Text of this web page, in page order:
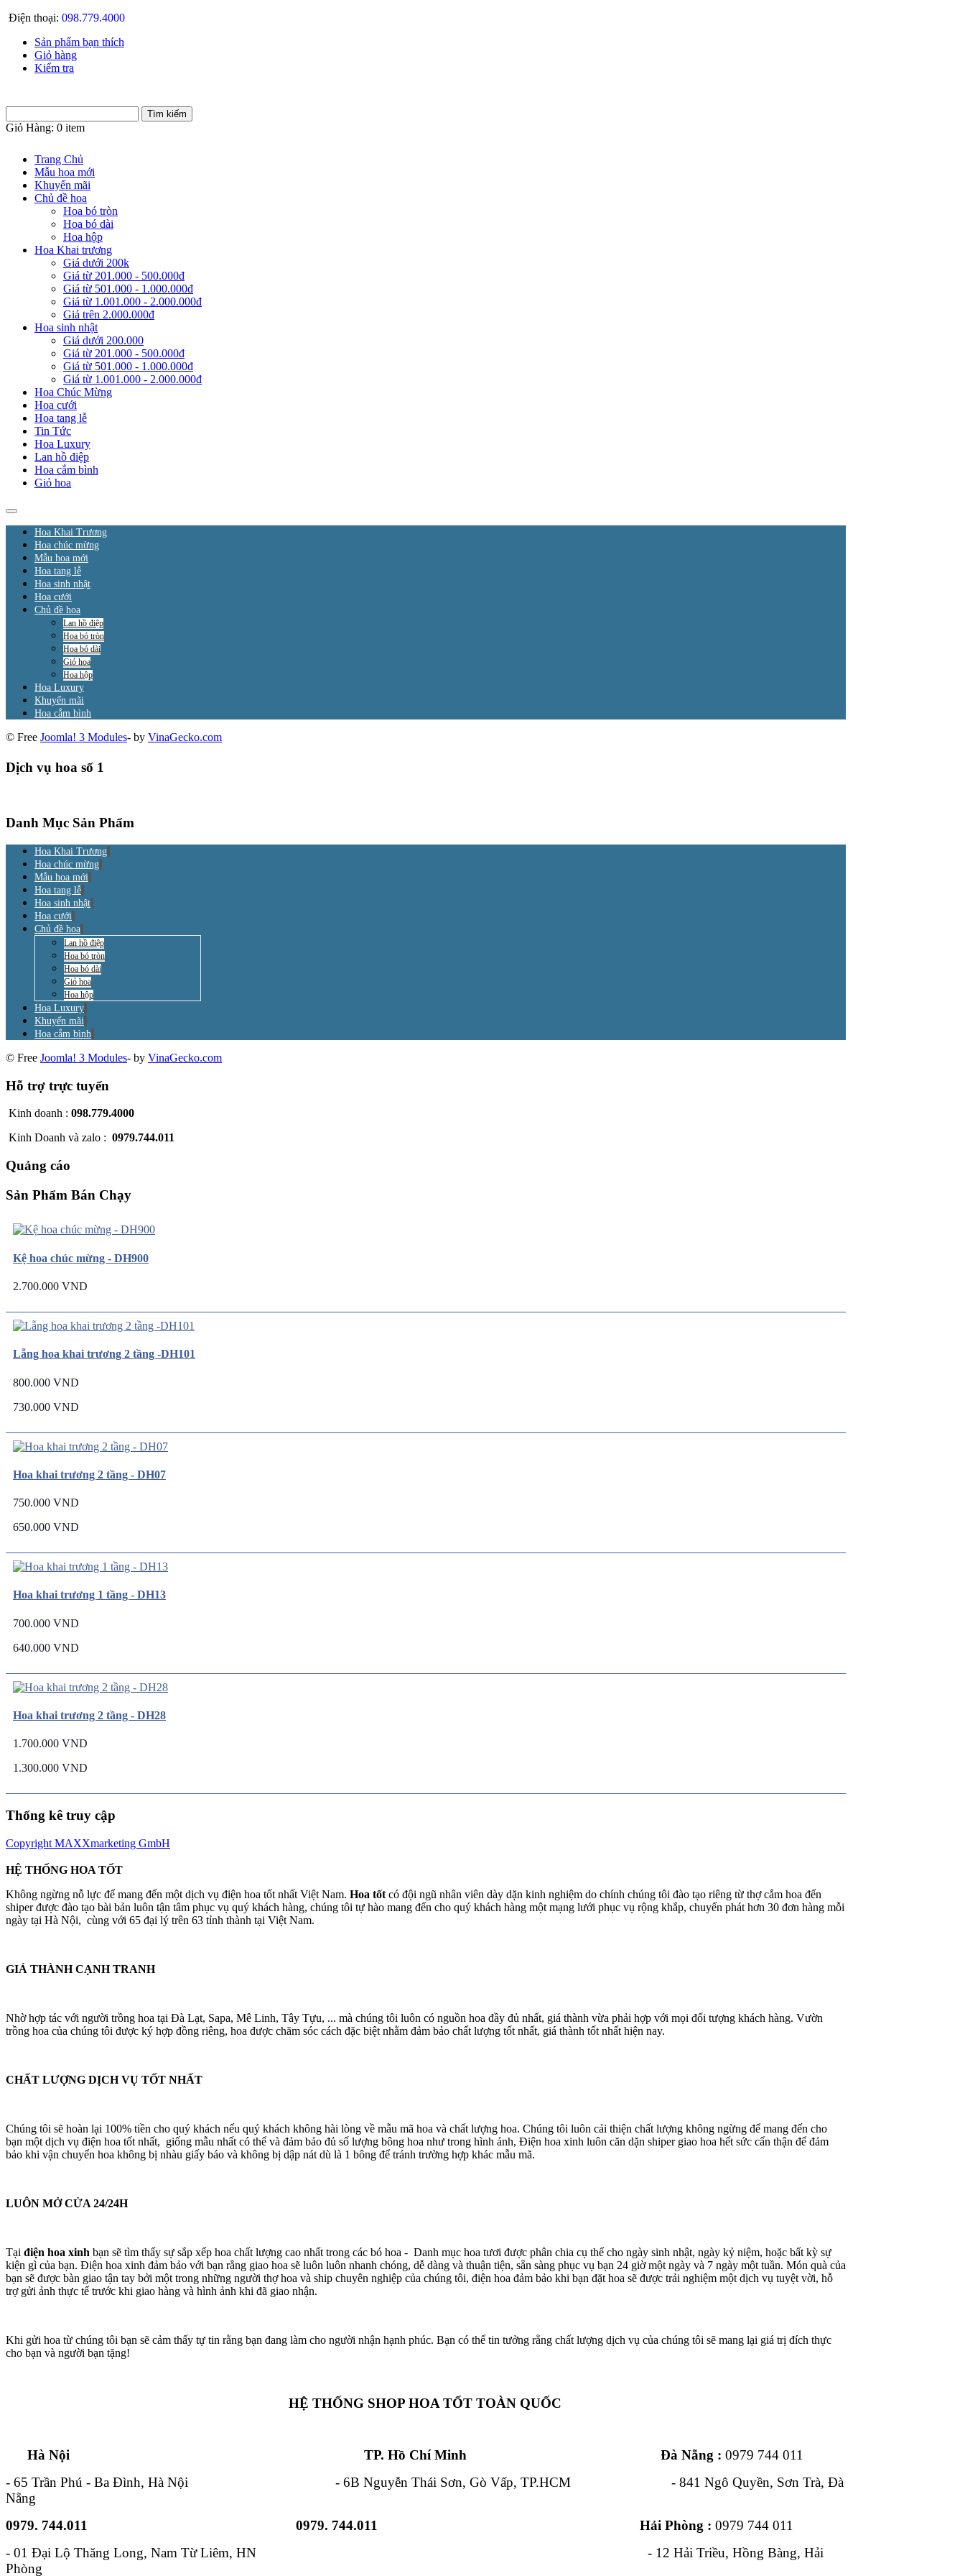
Điện thoại: 098.779.4000
Sản phẩm bạn thích
Giỏ hàng
Kiểm tra
Giỏ Hàng: 0 item
Trang Chủ
Mẫu hoa mới
Khuyến mãi
Chủ đề hoa
Hoa bó tròn
Hoa bó dài
Hoa hộp
Hoa Khai trương
Giá dưới 200k
Giá từ 201.000 - 500.000đ
Giá từ 501.000 - 1.000.000đ
Giá từ 1.001.000 - 2.000.000đ
Giá trên 2.000.000đ
Hoa sinh nhật
Giá dưới 200.000
Giá từ 201.000 - 500.000đ
Giá từ 501.000 - 1.000.000đ
Giá từ 1.001.000 - 2.000.000đ
Hoa Chúc Mừng
Hoa cưới
Hoa tang lễ
Tin Tức
Hoa Luxury
Lan hồ điệp
Hoa cắm bình
Giỏ hoa
Hoa Khai Trương
Hoa chúc mừng
Mẫu hoa mới
Hoa tang lễ
Hoa sinh nhật
Hoa cưới
Chủ đề hoa
Lan hồ điệp
Hoa bó tròn
Hoa bó dài
Giỏ hoa
Hoa hộp
Hoa Luxury
Khuyến mãi
Hoa cắm bình
© Free Joomla! 3 Modules- by VinaGecko.com
Dịch vụ hoa số 1
Danh Mục Sản Phẩm
Hoa Khai Trương
Hoa chúc mừng
Mẫu hoa mới
Hoa tang lễ
Hoa sinh nhật
Hoa cưới
Chủ đề hoa
Lan hồ điệp
Hoa bó tròn
Hoa bó dài
Giỏ hoa
Hoa hộp
Hoa Luxury
Khuyến mãi
Hoa cắm bình
© Free Joomla! 3 Modules- by VinaGecko.com
Hỗ trợ trực tuyến
Kinh doanh : 098.779.4000
Kinh Doanh và zalo : 0979.744.011
Quảng cáo
Sản Phẩm Bán Chạy
Kệ hoa chúc mừng - DH900
2.700.000 VND
Lẵng hoa khai trương 2 tầng -DH101
800.000 VND
730.000 VND
Hoa khai trương 2 tầng - DH07
750.000 VND
650.000 VND
Hoa khai trương 1 tầng - DH13
700.000 VND
640.000 VND
Hoa khai trương 2 tầng - DH28
1.700.000 VND
1.300.000 VND
Thống kê truy cập
Copyright MAXXmarketing GmbH
HỆ THỐNG HOA TỐT
Không ngừng nỗ lực để mang đến một dịch vụ điện hoa tốt nhất Việt Nam. Hoa tốt có đội ngũ nhân viên dày dặn kinh nghiệm do chính chúng tôi đào tạo riêng từ thợ cắm hoa đến
shiper được đào tạo bài bản luôn tận tâm phục vụ quý khách hàng, chúng tôi tự hào mang đến cho quý khách hàng một mạng lưới phục vụ rộng khắp, chuyển phát hơn 30 đơn hàng mỗi
ngày tại Hà Nội, cùng với 65 đại lý trên 63 tỉnh thành tại Việt Nam.
GIÁ THÀNH CẠNH TRANH
Nhờ hợp tác với người trồng hoa tại Đà Lạt, Sapa, Mê Linh, Tây Tựu, ... mà chúng tôi luôn có nguồn hoa đầy đủ nhất, giá thành vừa phải hợp với mọi đối tượng khách hàng. Vườn
trồng hoa của chúng tôi được ký hợp đồng riêng, hoa được chăm sóc cách đặc biệt nhằm đảm bảo chất lượng tốt nhất, giá thành tốt nhất hiện nay.
CHẤT LƯỢNG DỊCH VỤ TỐT NHẤT
Chúng tôi sẽ hoàn lại 100% tiền cho quý khách nếu quý khách không hài lòng về mẫu mã hoa và chất lượng hoa. Chúng tôi luôn cải thiện chất lượng không ngừng để mang đến cho
bạn một dịch vụ điện hoa tốt nhất, giống mẫu nhất có thể và đảm bảo đủ số lượng bông hoa như trong hình ảnh, Điện hoa xinh luôn căn dặn shiper giao hoa hết sức cẩn thận để đảm
bảo khi vận chuyển hoa không bị nhàu giấy báo và không bị dập nát dù là 1 bông để tránh trường hợp khác mẫu mã.
LUÔN MỞ CỬA 24/24H
Tại điện hoa xinh bạn sẽ tìm thấy sự sắp xếp hoa chất lượng cao nhất trong các bó hoa - Danh mục hoa tươi được phân chia cụ thể cho ngày sinh nhật, ngày kỷ niệm, hoặc bất kỳ sự
kiện gì của bạn. Điện hoa xinh đảm bảo với bạn rằng giao hoa sẽ luôn luôn nhanh chóng, dễ dàng và thuận tiện, sẵn sàng phục vụ bạn 24 giờ một ngày và 7 ngày một tuần. Món quà của
bạn sẽ được bàn giao tận tay bởi một trong những người thợ hoa và ship chuyên nghiệp của chúng tôi, điện hoa đảm bảo khi bạn đặt hoa sẽ được trải nghiệm một dịch vụ tuyệt vời, hỗ
trợ gửi ảnh thực tế trước khi giao hàng và hình ảnh khi đã giao nhận.
Khi gửi hoa từ chúng tôi bạn sẽ cảm thấy tự tin rằng bạn đang làm cho người nhận hạnh phúc. Bạn có thể tin tưởng rằng chất lượng dịch vụ của chúng tôi sẽ mang lại giá trị đích thực
cho bạn và người bạn tặng!
HỆ THỐNG SHOP HOA TỐT TOÀN QUỐC
Hà Nội TP. Hồ Chí Minh Đà Nẵng : 0979 744 011
- 65 Trần Phú - Ba Đình, Hà Nội - 6B Nguyễn Thái Sơn, Gò Vấp, TP.HCM - 841 Ngô Quyền, Sơn Trà, Đà
Nẵng
0979. 744.011
0979. 744.011 Hải Phòng : 0979 744 011
- 01 Đại Lộ Thăng Long, Nam Từ Liêm, HN - 12 Hải Triều, Hồng Bàng, Hải
Phòng